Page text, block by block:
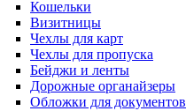
Кошельки
Визитницы
Чехлы для карт
Чехлы для пропуска
Бейджи и ленты
Дорожные органайзеры
Обложки для документов